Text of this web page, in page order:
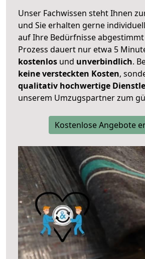
Unser Fachwissen steht Ihnen
und Sie erhalten gerne
auf Ihre Bedürfnisse
Prozess dauert nur etwa 5
kostenlos und unverbindlich.
keine versteckten Kosten,
qualitativ hochwertige
unserem Umzugspartner zum
Kostenlose Angebote